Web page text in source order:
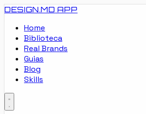
DESIGN.MD APP
Home
Biblioteca
Real Brands
Guias
Blog
Skills